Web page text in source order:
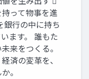
って物事を進
銀行の中に持ち
ます。 誰もた
来をつくる。
済の変革を、
。